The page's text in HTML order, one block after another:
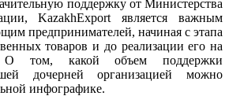
поддержку от Министерства
KazakhExport является важным
предпринимателей, начиная с этапа
товаров и до реализации его на
том, какой объем поддержки
дочерней организацией можно
инфографике.